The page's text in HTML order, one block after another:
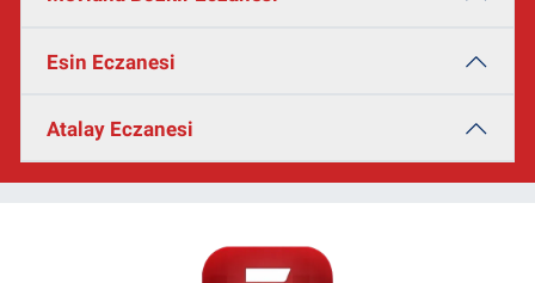
Esin Eczanesi
Atalay Eczanesi